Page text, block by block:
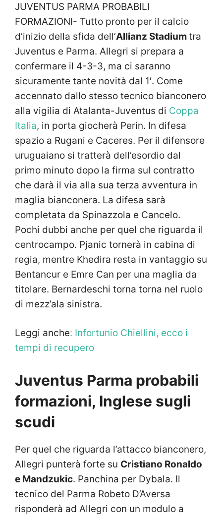
JUVENTUS PARMA PROBABILI
FORMAZIONI- Tutto pronto per il calcio
d’inizio della sfida dell’Allianz Stadiumtra
Juventus e Parma. Allegri si prepara a
confermare il 4-3-3, ma ci saranno
sicuramente tante novità dal 1′. Come
accennato dallo stesso tecnico bianconero
alla vigilia di Atalanta-Juventus di Coppa
Italia, in porta giocherà Perin. In difesa
spazio a Rugani e Caceres. Per il difensore
uruguaiano si tratterà dell’esordio dal
primo minuto dopo la firma sul contratto
che darà il via alla sua terza avventura in
maglia bianconera. La difesa sarà
completata da Spinazzola e Cancelo.
Pochi dubbi anche per quel che riguarda il
centrocampo. Pjanic tornerà in cabina di
regia, mentre Khedira resta in vantaggio su
Bentancur e Emre Can per una maglia da
titolare. Bernardeschi torna torna nel ruolo
di mezz’ala sinistra.
Leggi anche: Infortunio Chiellini, ecco i
tempi di recupero
Juventus Parma probabili
formazioni, Inglese sugli
scudi
Per quel che riguarda l’attacco bianconero,
Allegri punterà forte su Cristiano Ronaldo
e Mandzukic. Panchina per Dybala. Il
tecnico del Parma Robeto D’Aversa
risponderà ad Allegri con un modulo a